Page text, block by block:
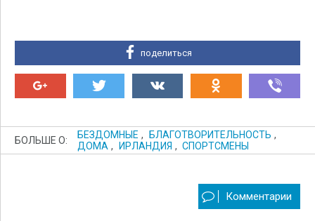
поделиться
БОЛЬШЕ О: БЕЗДОМНЫЕ , БЛАГОТВОРИТЕЛЬНОСТЬ ,
ДОМА , ИРЛАНДИЯ , СПОРТСМЕНЫ
Комментарии